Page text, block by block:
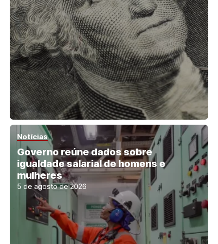
Notícias
Governo reúne dados sobre
igualdade salarial de homens e
mulheres
5 de agosto de 2026